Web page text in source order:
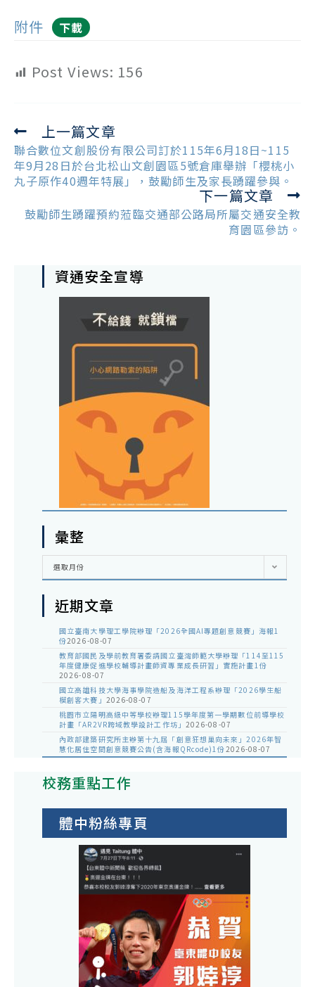
附件
下載
Post Views: 156
Read
more
articles
上一篇文章
聯合數位文創股份有限公司訂於115年6月18日~115
年9月28日於台北松山文創園區5號倉庫舉辦「櫻桃小
丸子原作40週年特展」，鼓勵師生及家長踴躍參與。
下一篇文章
鼓勵師生踴躍預約蒞臨交通部公路局所屬交通安全教
育園區參訪。
資通安全宣導
彙整
彙
選取月份
近期文章
國立臺南大學理工學院辦理「2026全國AI專題創意競賽」海報1
份2026-08-07
教育部國民及學前教育署委請國立臺灣師範大學辦理「114至115
年度健康促進學校輔導計畫師資專業成長研習」實施計畫1份
2026-08-07
國立高雄科技大學海事學院造船及海洋工程系辦理「2026學生船
模創客大賽」 2026-08-07
桃園市立陽明高級中等學校辦理115學年度第一學期數位前導學校
計畫「AR2VR跨域教學設計工作坊」 2026-08-07
內政部建築研究所主辦第十九屆「創意狂想巢向未來」2026年智
慧化居住空間創意競賽公告(含海報QRcode)1份2026-08-07
校務重點工作
體中粉絲專頁